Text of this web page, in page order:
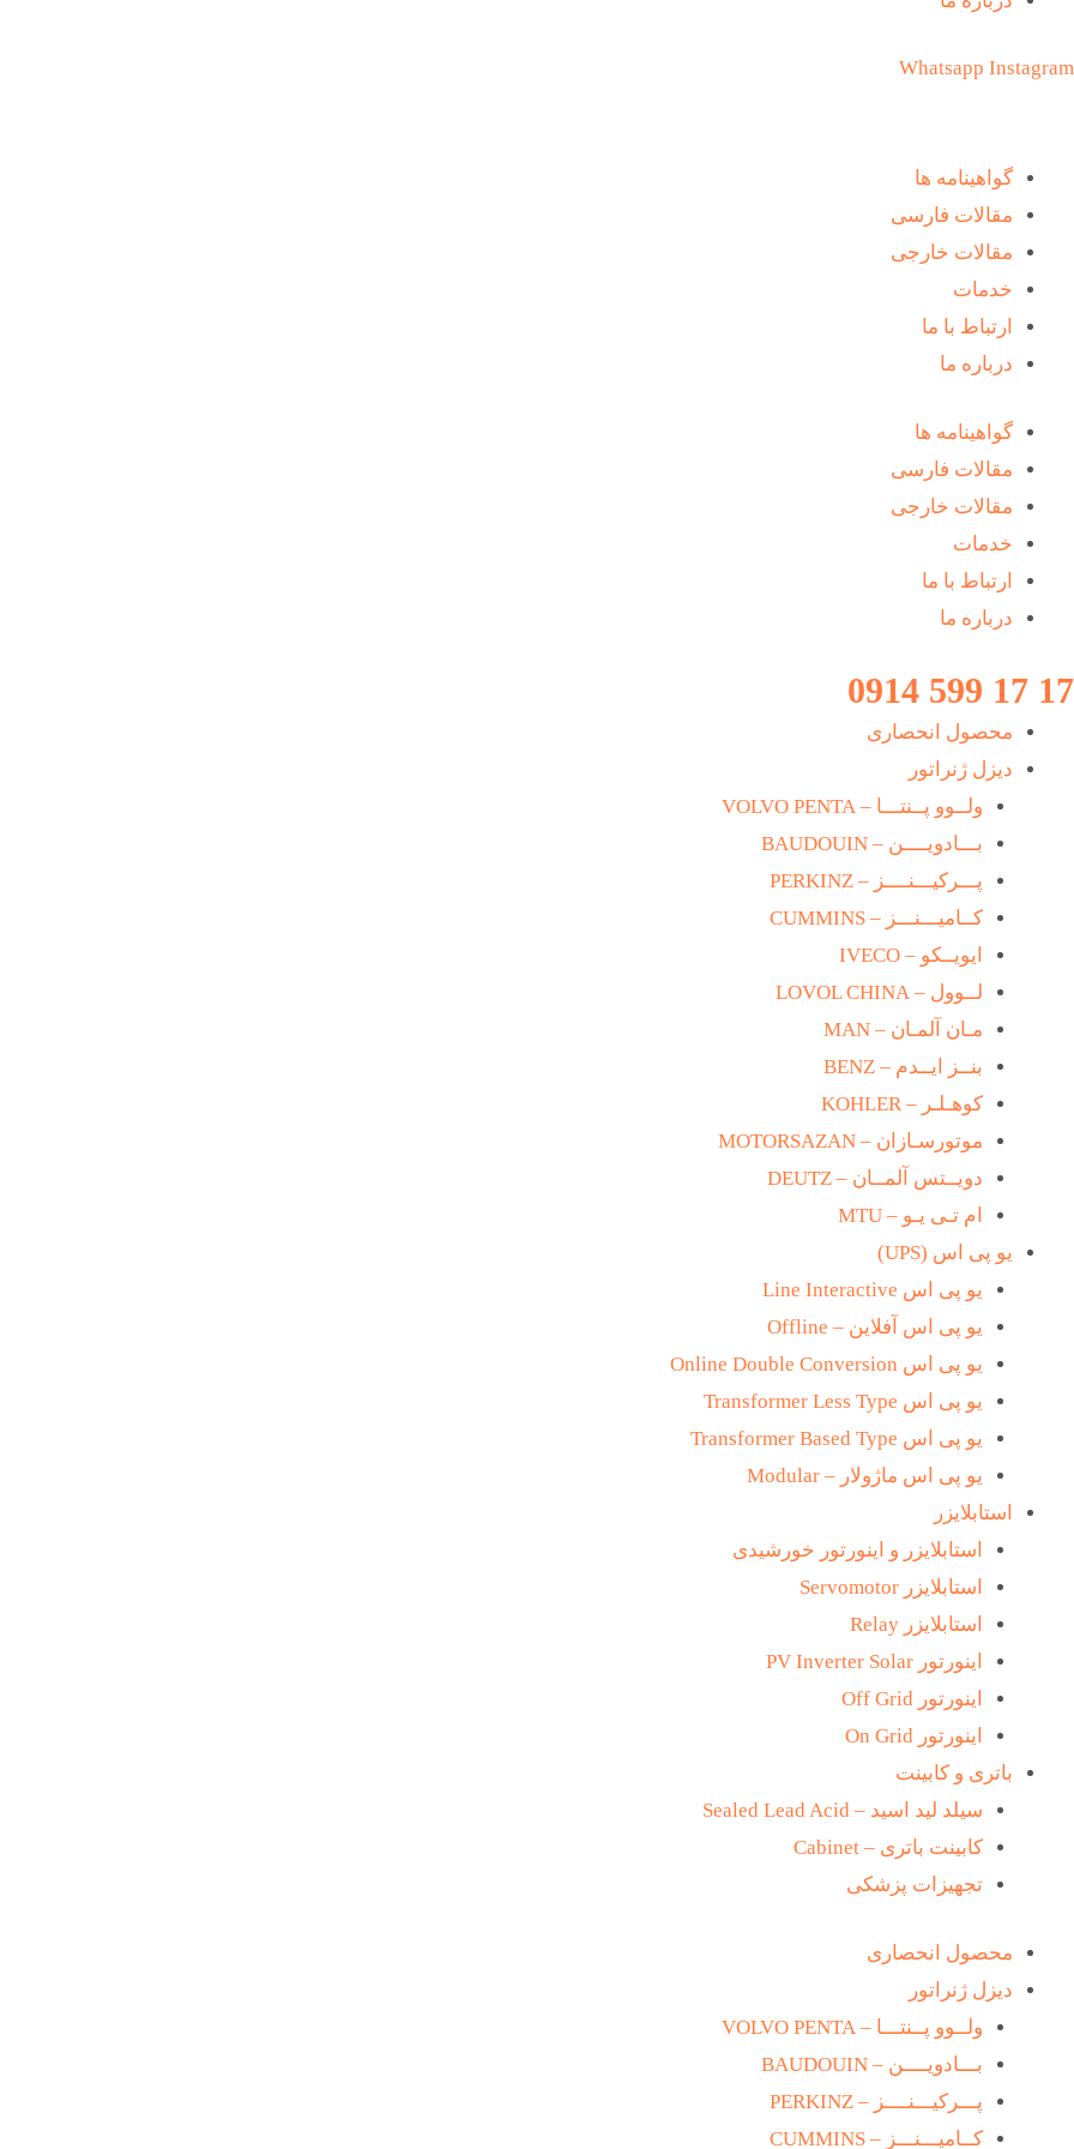
Whatsapp Instagram
گواهینامه ها
مقالات فارسی
مقالات خارجی
خدمات
ارتباط با ما
درباره ما
گواهینامه ها
مقالات فارسی
مقالات خارجی
خدمات
ارتباط با ما
درباره ما
17 17 599 0914
محصول انحصاری
دیزل ژنراتور
ولــوو پــنتـــا – VOLVO PENTA
بـــادویــــن – BAUDOUIN
پـــرکیـــنــــز – PERKINZ
کــامیـــنـــز – CUMMINS
ایویــکو – IVECO
لــوول – LOVOL CHINA
مـان آلمـان – MAN
بنــز ایــدم – BENZ
کوهـلـر – KOHLER
موتورسـازان – MOTORSAZAN
دویــتس آلمــان – DEUTZ
ام تـی یـو – MTU
یو پی اس (UPS)
یو پی اس Line Interactive
یو پی اس آفلاین – Offline
یو پی اس Online Double Conversion
یو پی اس Transformer Less Type
یو پی اس Transformer Based Type
یو پی اس ماژولار – Modular
استابلایزر
استابلایزر و اینورتور خورشیدی
استابلایزر Servomotor
استابلایزر Relay
اینورتور PV Inverter Solar
اینورتور Off Grid
اینورتور On Grid
باتری و کابینت
سیلد لید اسید – Sealed Lead Acid
کابینت باتری – Cabinet
تجهیزات پزشکی
محصول انحصاری
دیزل ژنراتور
ولــوو پــنتـــا – VOLVO PENTA
بـــادویــــن – BAUDOUIN
پـــرکیـــنــــز – PERKINZ
کــامیـــنـــز – CUMMINS